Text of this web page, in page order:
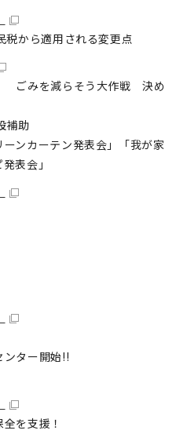
税から適用される変更点
ごみを減らそう大作戦 決め
補助
ンカーテン発表会」「我が家
表会」
ンター開始!!
を支援！